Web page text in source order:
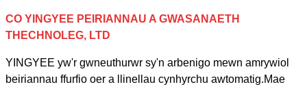
CO YINGYEE PEIRIANNAU A GWASANAETH
THECHNOLEG, LTD
YINGYEE yw'r gwneuthurwr sy'n arbenigo mewn amrywiol
beiriannau ffurfio oer a llinellau cynhyrchu awtomatig.Mae